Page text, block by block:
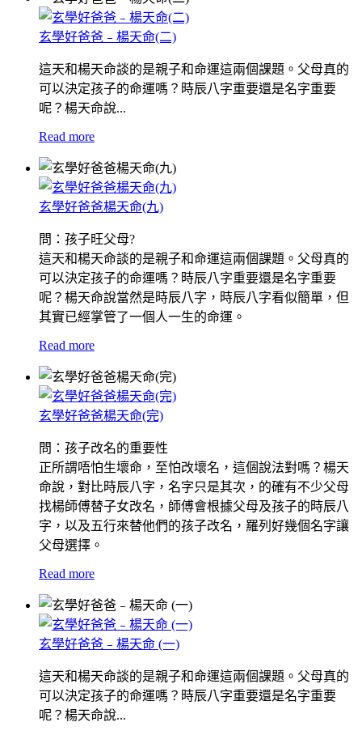
玄學好爸爸﹣楊天命(二)
這天和楊天命談的是親子和命運這兩個課題。父母真的
可以決定孩子的命運嗎？時辰八字重要還是名字重要
呢？楊天命說...
Read more
玄學好爸爸楊天命(九)
問：孩子旺父母?
這天和楊天命談的是親子和命運這兩個課題。父母真的
可以決定孩子的命運嗎？時辰八字重要還是名字重要
呢？楊天命說當然是時辰八字，時辰八字看似簡單，但
其實已經掌管了一個人一生的命運。
Read more
玄學好爸爸楊天命(完)
問：孩子改名的重要性
正所謂唔怕生壞命，至怕改壞名，這個說法對嗎？楊天
命說，對比時辰八字，名字只是其次，的確有不少父母
找楊師傅替子女改名，師傅會根據父母及孩子的時辰八
字，以及五行來替他們的孩子改名，羅列好幾個名字讓
父母選擇。
Read more
玄學好爸爸﹣楊天命 (一)
這天和楊天命談的是親子和命運這兩個課題。父母真的
可以決定孩子的命運嗎？時辰八字重要還是名字重要
呢？楊天命說...